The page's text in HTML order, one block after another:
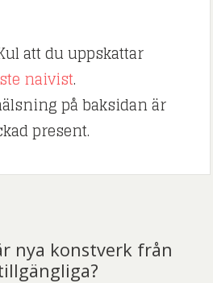
att du uppskattar
naivist.
på baksidan är
present.
nya konstverk från